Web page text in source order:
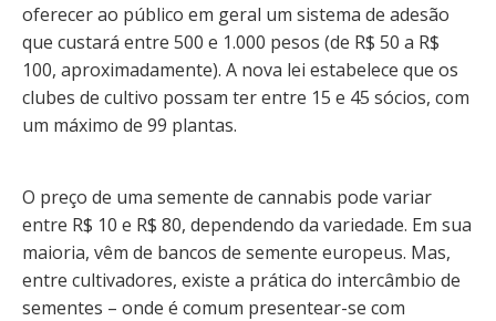
oferecer ao público em geral um sistema de adesão
que custará entre 500 e 1.000 pesos (de R$ 50 a R$
100, aproximadamente). A nova lei estabelece que os
clubes de cultivo possam ter entre 15 e 45 sócios, com
um máximo de 99 plantas.
O preço de uma semente de cannabis pode variar
entre R$ 10 e R$ 80, dependendo da variedade. Em sua
maioria, vêm de bancos de semente europeus. Mas,
entre cultivadores, existe a prática do intercâmbio de
sementes – onde é comum presentear-se com